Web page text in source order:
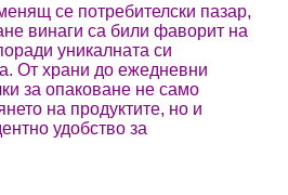
се потребителски пазар,
винаги са били фаворит на
уникалната си
От храни до ежедневни
за опаковане не само
на продуктите, но и
удобство за